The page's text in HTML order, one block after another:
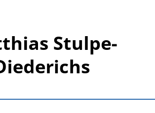
Stulpe-